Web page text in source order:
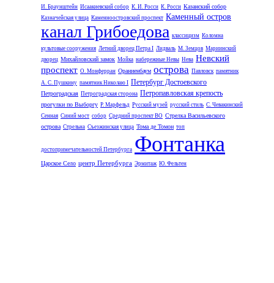
И. Браунштейн Исаакиевский собор К. И. Росси К. Росси Казанский собор
Казначейская улица Каменноостровский проспект Каменный остров
канал Грибоедова классицизм Коломна
культовые сооружения Летний дворец Петра I Лидваль М. Земцов Мариинский
дворец Михайловский замок Мойка набережные Невы Нева Невский
проспект О. Монферран Ораниенбаум острова Павловск памятник
А. С. Пушкину памятник Николаю I Петербург Достоевского
Петроградская Петроградская сторона Петропавловская крепость
прогулки по Выборгу Р. Марфельд Русский музей русский стиль С. Чевакинский
Сенная Синий мост собор Средний проспект ВО Стрелка Васильевского
острова Стрельна Съезжинская улица Тома де Томон топ
достопримечательностей Петербурга Фонтанка
Царское Село центр Петербурга Эрмитаж Ю. Фельтен